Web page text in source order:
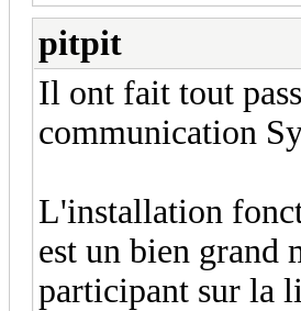
pitpit
Il ont fait tout
communication
L'installation
est un bien grand
participant sur la